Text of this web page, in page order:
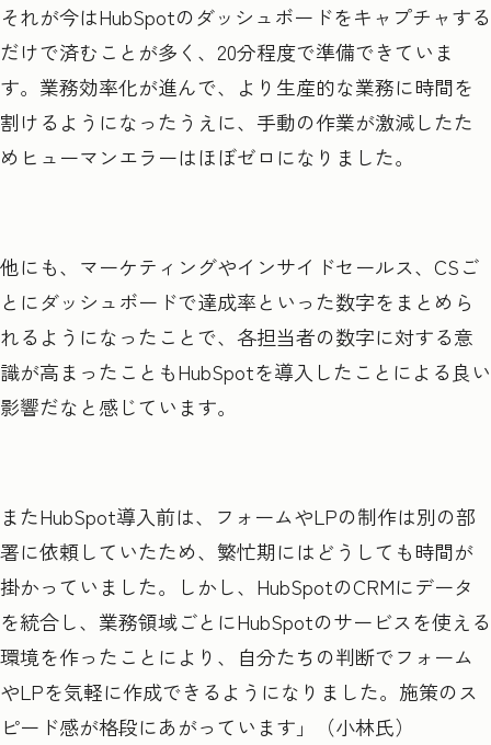
それが今はHubSpotのダッシュボードをキャプチャする
だけで済むことが多く、20分程度で準備できていま
す。業務効率化が進んで、より生産的な業務に時間を
割けるようになったうえに、手動の作業が激減したた
めヒューマンエラーはほぼゼロになりました。
他にも、マーケティングやインサイドセールス、CSご
とにダッシュボードで達成率といった数字をまとめら
れるようになったことで、各担当者の数字に対する意
識が高まったこともHubSpotを導入したことによる良い
影響だなと感じています。
またHubSpot導入前は、フォームやLPの制作は別の部
署に依頼していたため、繁忙期にはどうしても時間が
掛かっていました。しかし、HubSpotのCRMにデータ
を統合し、業務領域ごとにHubSpotのサービスを使える
環境を作ったことにより、自分たちの判断でフォーム
やLPを気軽に作成できるようになりました。施策のス
ピード感が格段にあがっています」（小林氏）